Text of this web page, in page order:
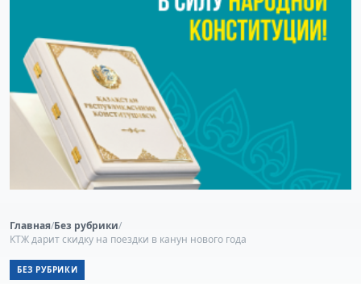
Главная/Без рубрики/
КТЖ дарит скидку на поездки в канун нового года
БЕЗ РУБРИКИ